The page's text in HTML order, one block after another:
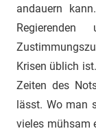
andauern
Krisen üblich
Zeiten des
lässt. Wo man
vieles mühsam